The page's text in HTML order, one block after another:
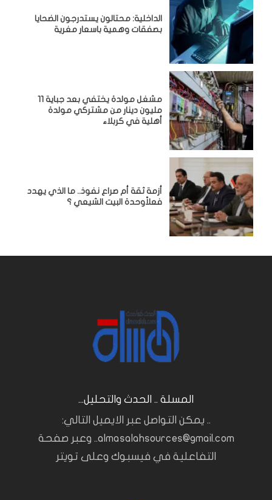
الداخلية: محتالون يستدرجون الضحايا
بصفقات وهمية باسعار مغرية
مشغل مولدة يختفي بعد جباية 11
مليون دينار من مشتركي مولدة
أهلية في كربلاء
أزمة ثقة أم صراع نفوذ.. ما الذي يهدد
فعلاًوحدة البيت الشيعي ؟
المسلة .. الحدث والتحليل...
.. يمكن التواصل عبر الايميل التالي:
almasalahsources@gmail.com.. وعبر صفحة
التفاعلية في فيسبوك وعلى تويتر